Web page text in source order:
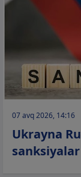
07 avq 2026, 14:16
Ukrayna